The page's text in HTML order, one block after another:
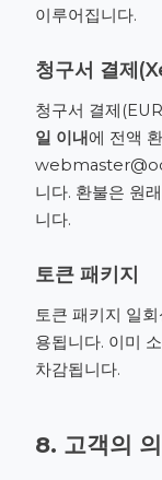
이루어집니다.
청구서 결제
청구서 결제
일 이내에 전액
니다. 환불은 원
니다.
토큰 패키지
토큰 패키지 일
용됩니다. 이미
차감됩니다.
8. 고객의